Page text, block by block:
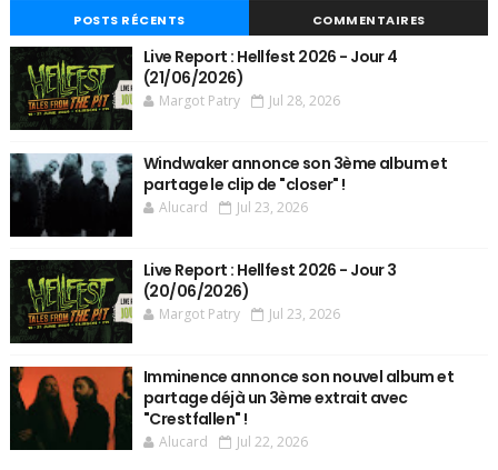
POSTS RÉCENTS COMMENTAIRES
Live Report : Hellfest 2026 - Jour 4
(21/06/2026)
Margot Patry Jul 28, 2026
Windwaker annonce son 3ème album et
partage le clip de "closer" !
Alucard Jul 23, 2026
Live Report : Hellfest 2026 - Jour 3
(20/06/2026)
Margot Patry Jul 23, 2026
Imminence annonce son nouvel album et
partage déjà un 3ème extrait avec
"Crestfallen" !
Alucard Jul 22, 2026